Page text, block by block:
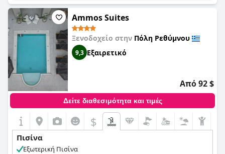
Ammos Suites
Ξενοδοχείο στην Πόλη Ρεθύμνου
9,3 Εξαιρετικό
Από 92 $
Δείτε διαθεσιμότητα και τιμές
$
Πισίνα
Εξωτερική Πισίνα